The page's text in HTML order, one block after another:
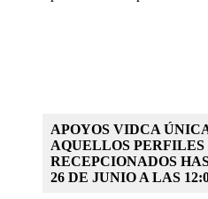
APOYOS VIDCA
AQUELLOS
RECEPCIONADOS
26 DE JUNIO A LAS